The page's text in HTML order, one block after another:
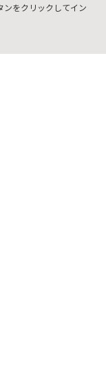
ンをクリックしてイン